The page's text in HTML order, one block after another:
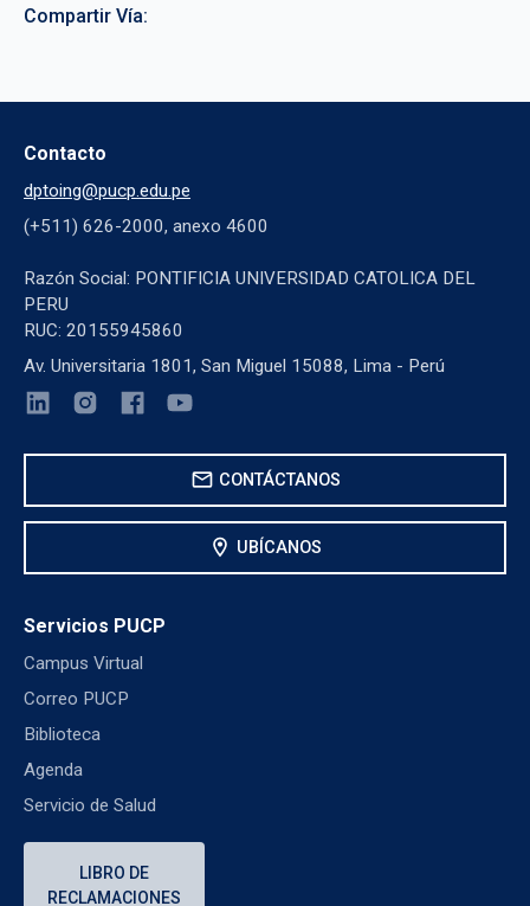
Compartir Vía:
Contacto
dptoing@pucp.edu.pe
(+511) 626-2000, anexo 4600
Razón Social: PONTIFICIA UNIVERSIDAD CATOLICA DEL
PERU
RUC: 20155945860
Av. Universitaria 1801, San Miguel 15088, Lima - Perú
mail CONTÁCTANOS
location_on UBÍCANOS
Servicios PUCP
Campus Virtual
Correo PUCP
Biblioteca
Agenda
Servicio de Salud
LIBRO DE
RECLAMACIONES